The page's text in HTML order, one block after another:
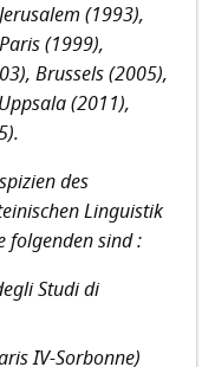
(1993),
(1999),
Brussels (2005),
(2011),
des
Linguistik
folgenden sind :
Studi di
IV-Sorbonne)